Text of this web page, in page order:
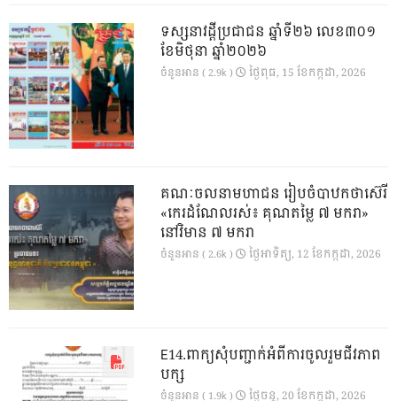
ទស្សនាវដ្ដីប្រជាជន ឆ្នាំទី២៦ លេខ៣០១
ខែមិថុនា ឆ្នាំ២០២៦
ចំនួនអាន ( 2.9k ) ថ្ងៃ​ពុធ, 15 ខែ​កក្កដា, 2026
គណៈចលនាមហាជន រៀបចំបាឋកថាស៊េរី
«កេរដំណែលរស់៖ គុណតម្លៃ ៧ មករា»
នៅវិមាន ៧ មករា
ចំនួនអាន ( 2.6k ) ថ្ងៃ​អាទិត្យ, 12 ខែ​កក្កដា, 2026
E14.ពាក្យសុំបញ្ជាក់អំពីការចូលរួមជីវភាព
បក្ស
ចំនួនអាន ( 1.9k ) ថ្ងៃ​ចន្ទ, 20 ខែ​កក្កដា, 2026